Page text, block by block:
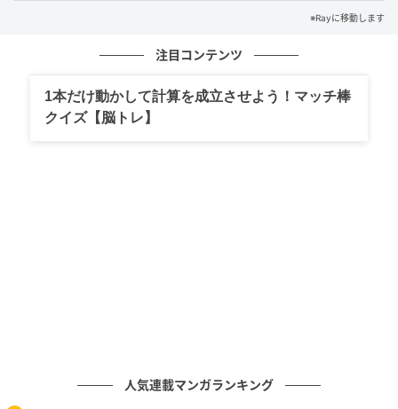
Ray編集部のおすすめアイテムはこちら！
※Rayに移動します
注目コンテンツ
1本だけ動かして計算を成立させよう！マッチ棒
クイズ【脳トレ】
人気連載マンガランキング